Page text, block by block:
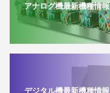
アナログ機最新機種情報
デジタル機最新機種情報